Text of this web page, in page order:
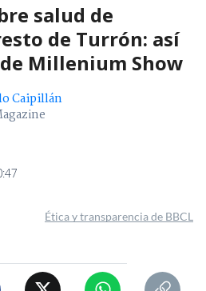
salud de
de Turrón: así
Millenium Show
Caipillán
Ética y transparencia de BBCL